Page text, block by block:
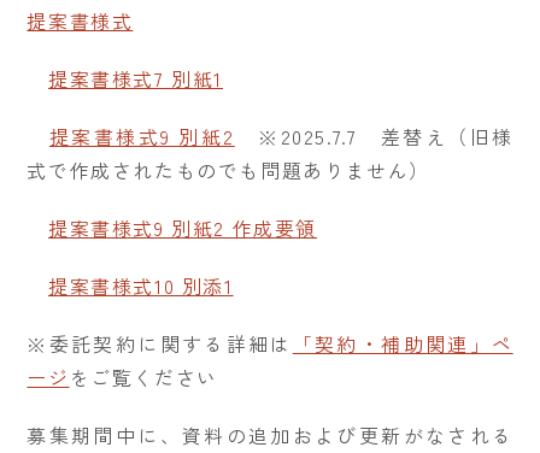
提案書様式
提案書様式7 別紙1
提案書様式9 別紙2
※2025.7.7 差替え（旧様
式で作成されたものでも問題ありません）
提案書様式9 別紙2 作成要領
提案書様式10 別添1
※委託契約に関する詳細は
「契約・補助関連」ペ
ージ をご覧ください
募集期間中に、資料の追加および更新がなされる